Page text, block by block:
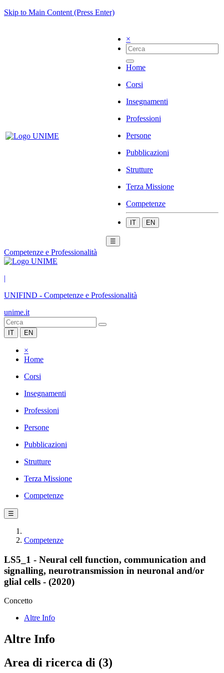
Skip to Main Content (Press Enter)
×
Home
Corsi
Insegnamenti
Professioni
Persone
Pubblicazioni
Strutture
Terza Missione
Competenze
IT EN
☰
Competenze e Professionalità
|
UNIFIND - Competenze e Professionalità
unime.it
IT EN
×
Home
Corsi
Insegnamenti
Professioni
Persone
Pubblicazioni
Strutture
Terza Missione
Competenze
☰
Competenze
LS5_1 - Neural cell function, communication and
signalling, neurotransmission in neuronal and/or
glial cells - (2020)
Concetto
Altre Info
Altre Info
Area di ricerca di (3)